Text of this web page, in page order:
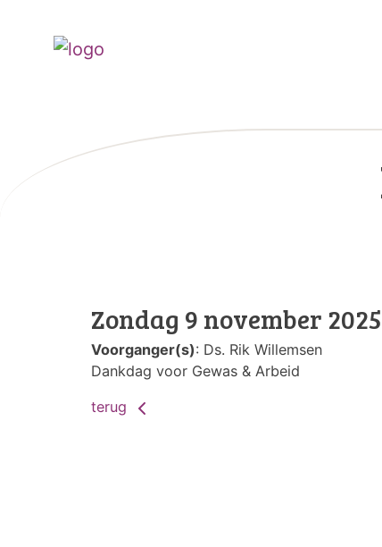
Zondag 9 november
Voorganger(s): Ds. Rik Willemsen
Dankdag voor Gewas & Arbeid
terug